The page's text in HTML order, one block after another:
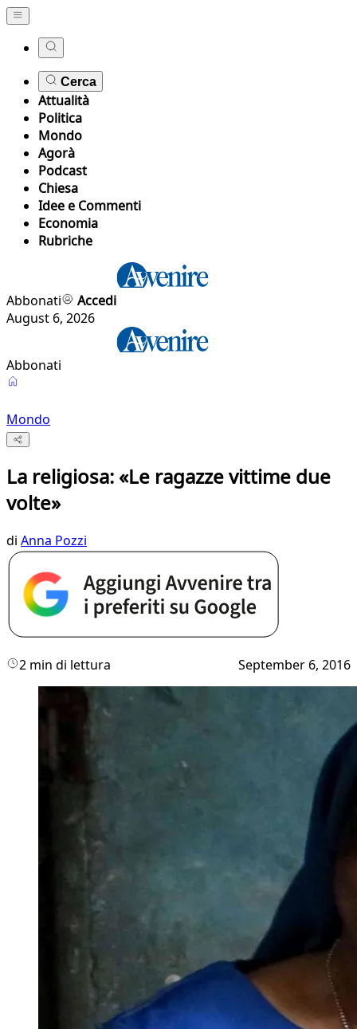
Cerca
Attualità
Politica
Mondo
Agorà
Podcast
Chiesa
Idee e Commenti
Economia
Rubriche
Abbonati
Accedi
August 6, 2026
Abbonati
Mondo
La religiosa: «Le ragazze vittime due
volte»
di Anna Pozzi
2 min di lettura September 6, 2016